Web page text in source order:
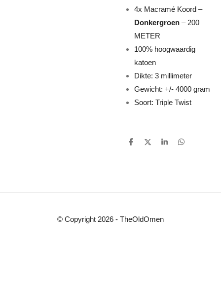
4x Macramé Koord –
Donkergroen – 200
METER
100% hoogwaardig
katoen
Dikte: 3 millimeter
Gewicht: +/- 4000 gram
Soort: Triple Twist
D
D
S
D
© Copyright 2026 - TheOldOmen